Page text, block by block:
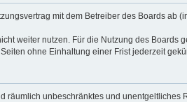
mit dem Betreiber des Boards ab
weiter nutzen. Für die Nutzung des
ohne Einhaltung einer Frist jederzeit
unbeschränktes und unentgeltliches